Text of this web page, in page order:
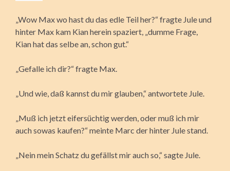
„Wow Max wo hast du das edle Teil her?“ fragte Jule und
hinter Max kam Kian herein spaziert, „dumme Frage,
Kian hat das selbe an, schon gut.“
„Gefalle ich dir?“ fragte Max.
„Und wie, daß kannst du mir glauben,“ antwortete Jule.
„Muß ich jetzt eifersüchtig werden, oder muß ich mir
auch sowas kaufen?“ meinte Marc der hinter Jule stand.
„Nein mein Schatz du gefällst mir auch so,“ sagte Jule.